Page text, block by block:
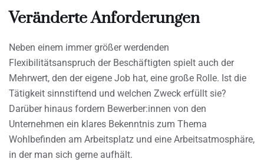
Veränderte Anforderungen
Neben einem immer größer werdenden
Flexibilitätsanspruch der Beschäftigten spielt auch der
Mehrwert, den der eigene Job hat, eine große Rolle. Ist die
Tätigkeit sinnstiftend und welchen Zweck erfüllt sie?
Darüber hinaus fordern Bewerber:innen von den
Unternehmen ein klares Bekenntnis zum Thema
Wohlbefinden am Arbeitsplatz und eine Arbeitsatmosphäre,
in der man sich gerne aufhält.